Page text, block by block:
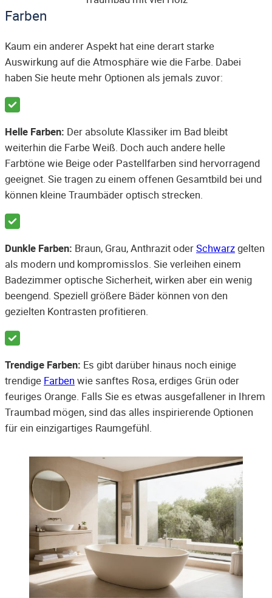
Farben
Kaum ein anderer Aspekt hat eine derart starke
Auswirkung auf die Atmosphäre wie die Farbe. Dabei
haben Sie heute mehr Optionen als jemals zuvor:
Helle Farben: Der absolute Klassiker im Bad bleibt
weiterhin die Farbe Weiß. Doch auch andere helle
Farbtöne wie Beige oder Pastellfarben sind hervorragend
geeignet. Sie tragen zu einem offenen Gesamtbild bei und
können kleine Traumbäder optisch strecken.
Dunkle Farben: Braun, Grau, Anthrazit oderSchwarzgelten
als modern und kompromisslos. Sie verleihen einem
Badezimmer optische Sicherheit, wirken aber ein wenig
beengend. Speziell größere Bäder können von den
gezielten Kontrasten profitieren.
Trendige Farben: Es gibt darüber hinaus noch einige
trendige Farben wie sanftes Rosa, erdiges Grün oder
feuriges Orange. Falls Sie es etwas ausgefallener in Ihrem
Traumbad mögen, sind das alles inspirierende Optionen
für ein einzigartiges Raumgefühl.